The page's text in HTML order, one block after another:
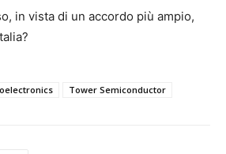
in vista di un accordo più ampio,
Tower Semiconductor